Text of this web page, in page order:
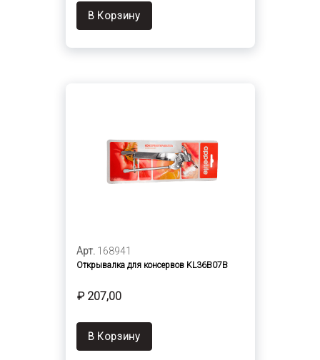
В Корзину
Арт. 168941
Открывалка для консервов KL36B07B
₽ 207,00
В Корзину